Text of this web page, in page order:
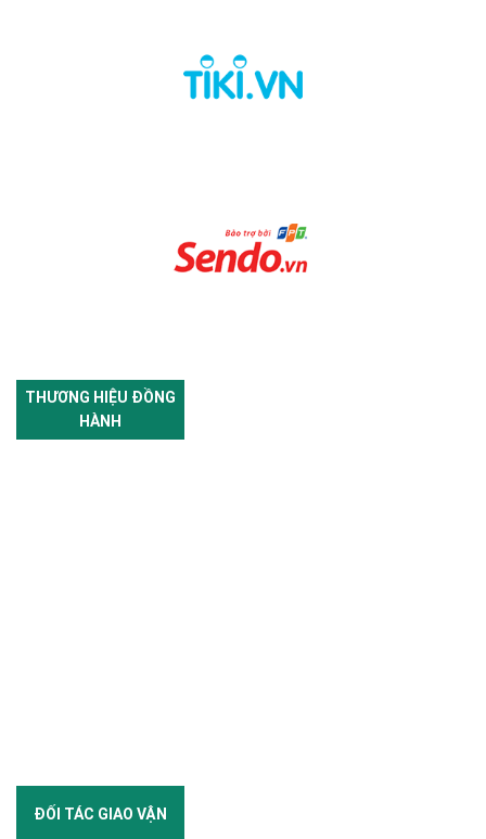
THƯƠNG HIỆU ĐỒNG
HÀNH
ĐỐI TÁC GIAO VẬN